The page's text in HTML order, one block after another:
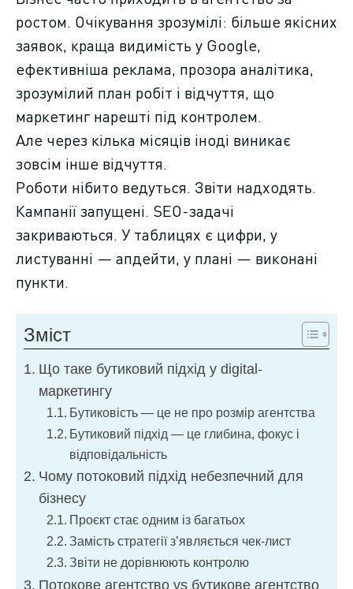
Фрілансер VS
JobStudio
Болі клієнтів
Блог
Як досягаємо
результату
Подарунок на 2025
Контакти
ростом. Очікування зрозумілі: більше якісних
заявок, краща видимість у Google,
ефективніша реклама, прозора аналітика,
зрозумілий план робіт і відчуття, що
маркетинг нарешті під контролем.
Але через кілька місяців іноді виникає
зовсім інше відчуття.
Роботи нібито ведуться. Звіти надходять.
Кампанії запущені. SEO-задачі
закриваються. У таблицях є цифри, у
листуванні — апдейти, у плані — виконані
пункти.
Зміст
Що таке бутиковий підхід у digital-
маркетингу
Бутиковість — це не про розмір агентства
Бутиковий підхід — це глибина, фокус і
відповідальність
Чому потоковий підхід небезпечний для
бізнесу
Проєкт стає одним із багатьох
Замість стратегії з’являється чек-лист
Звіти не дорівнюють контролю
Потокове агентство vs бутикове агентство